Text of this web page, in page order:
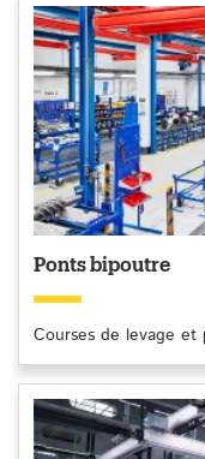
Ponts bipoutre
Courses de levage et